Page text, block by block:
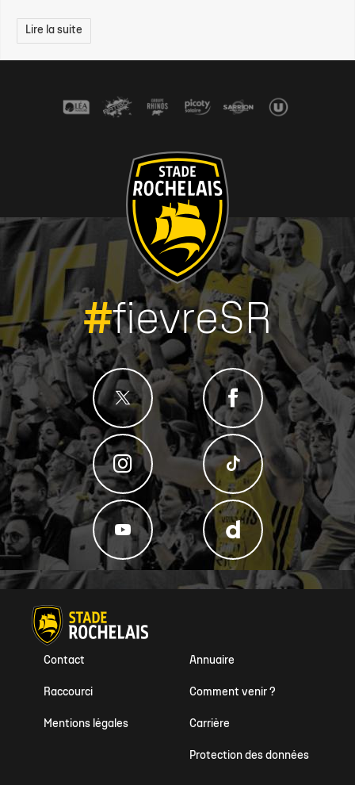
Lire la suite
#fievreSR
Annuaire
Contact
Comment venir ?
Raccourci
Carrière
Mentions légales
Protection des données